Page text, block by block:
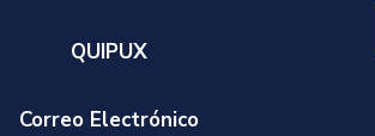
QUIPUX
Correo Electrónico